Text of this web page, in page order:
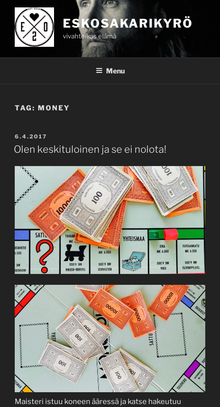
content
ESKOSAKARIKYRÖ
vivahteikas elämä
Menu
TAG: MONEY
POSTED
ON
6.4.2017
Olen keskituloinen ja se ei nolota!
Maisteri istuu koneen ääressä ja katse hakeutuu